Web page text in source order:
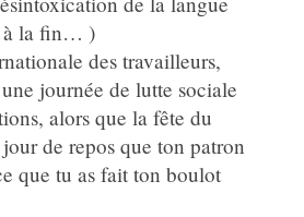
à la fin… )
des travailleurs,
journée de lutte sociale
alors que la fête du
de repos que ton patron
que tu as fait ton boulot